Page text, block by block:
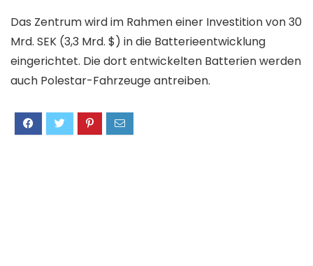
Das Zentrum wird im Rahmen einer Investition von 30
Mrd. SEK (3,3 Mrd. $) in die Batterieentwicklung
eingerichtet. Die dort entwickelten Batterien werden
auch Polestar-Fahrzeuge antreiben.